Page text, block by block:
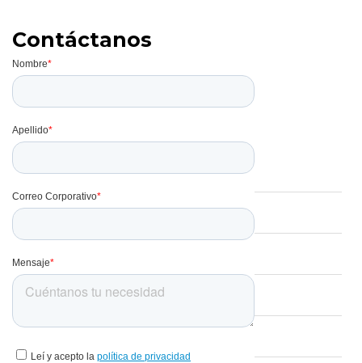
Contáctanos
Temas
Grupos y Eventos(15)
Viajes Corporativos(11)
Chile(1)